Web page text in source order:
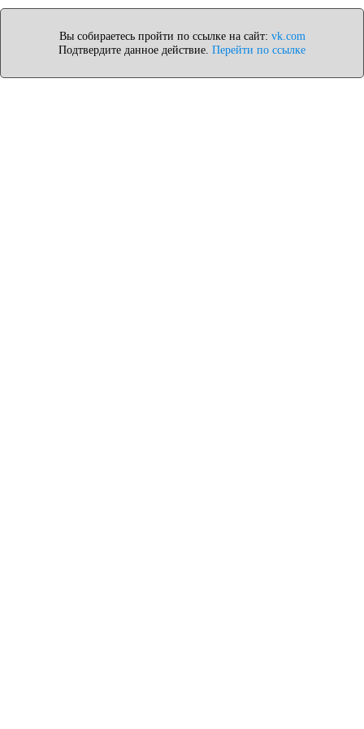
Вы собираетесь пройти по ссылке на сайт: vk.com
Подтвердите данное действие. Перейти по ссылке